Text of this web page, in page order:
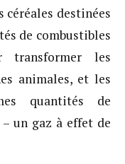
destinées
de combustibles
transformer les
animales, et les
quantités de
un gaz à effet de